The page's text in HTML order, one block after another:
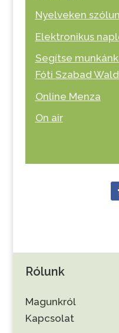
Nyelveken
Elektronikus
Segítse
Fóti Szabad
Online Menza
On air
Rólunk
Magunkról
Kapcsolat